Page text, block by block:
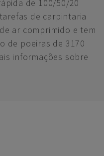
de 100/50/20
de carpintaria
ar comprimido e tem
de poeiras de 3170
informações sobre